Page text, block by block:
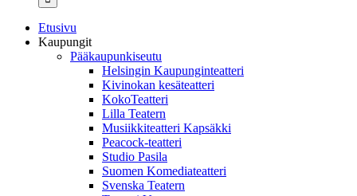
Etusivu
Kaupungit
Pääkaupunkiseutu
Helsingin Kaupunginteatteri
Kivinokan kesäteatteri
KokoTeatteri
Lilla Teatern
Musiikkiteatteri Kapsäkki
Peacock-teatteri
Studio Pasila
Suomen Komediateatteri
Svenska Teatern